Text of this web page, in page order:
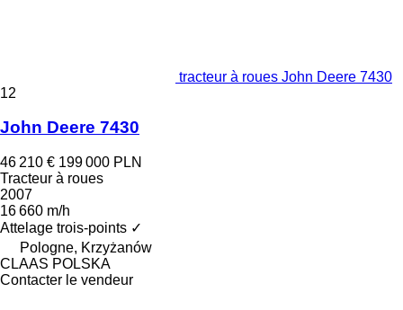
tracteur à roues John Deere 7430
12
John Deere 7430
46 210 € 199 000 PLN
Tracteur à roues
2007
16 660 m/h
Attelage trois-points ✓
Pologne, Krzyżanów
CLAAS POLSKA
Contacter le vendeur